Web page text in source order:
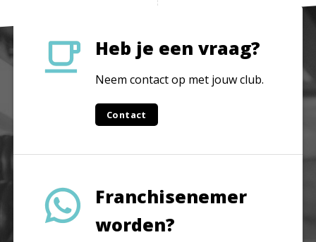
Heb je een vraag?
Neem contact op met jouw club.
Contact
Franchisenemer
worden?